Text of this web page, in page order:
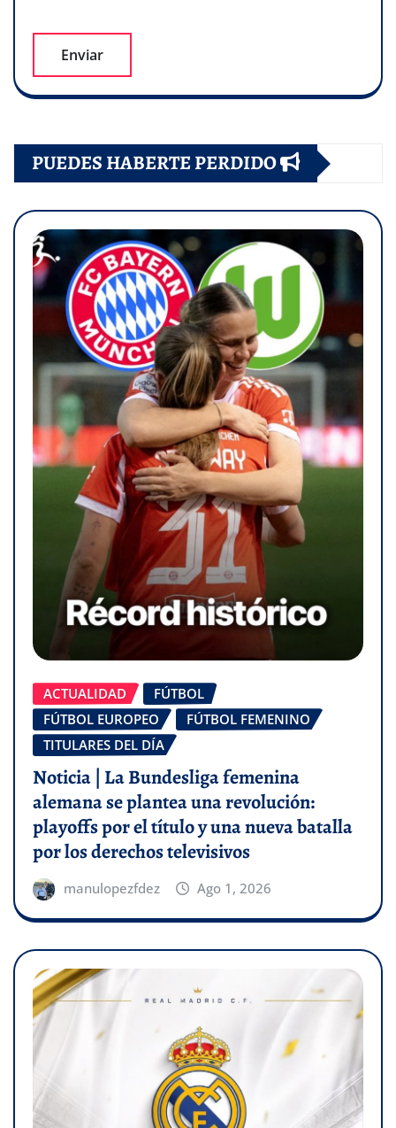
PUEDES HABERTE PERDIDO
ACTUALIDAD
FÚTBOL
FÚTBOL EUROPEO
FÚTBOL FEMENINO
TITULARES DEL DÍA
Noticia | La Bundesliga femenina
alemana se plantea una revolución:
playoffs por el título y una nueva batalla
por los derechos televisivos
manulopezfdez Ago 1, 2026